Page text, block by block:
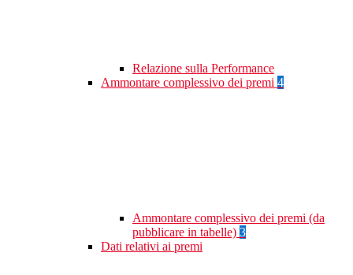
Relazione sulla Performance
Ammontare complessivo dei premi 4
Ammontare complessivo dei premi (da
pubblicare in tabelle) 3
Dati relativi ai premi